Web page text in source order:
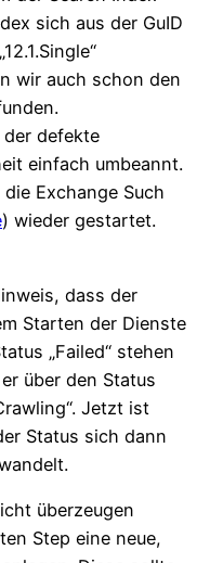
sich aus der GuID
wir auch schon den
defekte
einfach umbeannt.
Exchange Such
) wieder gestartet.
dass der
Starten der Dienste
„Failed“ stehen
über den Status
Jetzt ist
Status sich dann
überzeugen
Step eine neue,